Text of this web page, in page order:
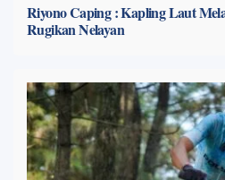
Riyono Caping : Kapling Laut
Rugikan Nelayan